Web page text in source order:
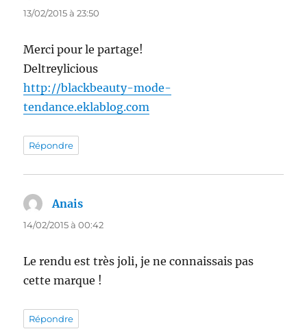
13/02/2015 à 23:50
Merci pour le partage!
Deltreylicious
http://blackbeauty-mode-
tendance.eklablog.com
Répondre
Anais
14/02/2015 à 00:42
Le rendu est très joli, je ne connaissais pas
cette marque !
Répondre